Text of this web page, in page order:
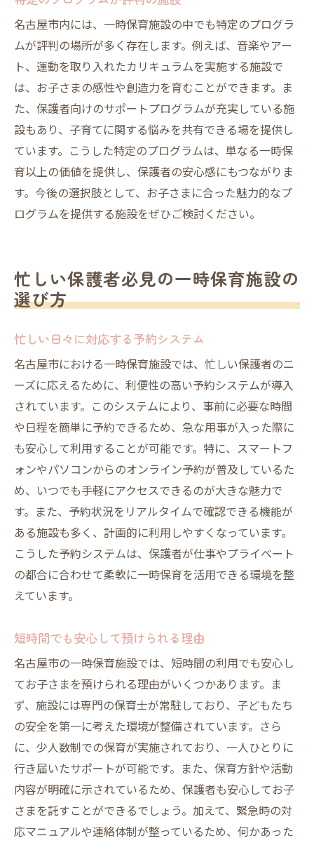
名古屋市内には、一時保育施設の中でも特定のプログラ
ムが評判の場所が多く存在します。例えば、音楽やアー
ト、運動を取り入れたカリキュラムを実施する施設で
は、お子さまの感性や創造力を育むことができます。ま
た、保護者向けのサポートプログラムが充実している施
設もあり、子育てに関する悩みを共有できる場を提供し
ています。こうした特定のプログラムは、単なる一時保
育以上の価値を提供し、保護者の安心感にもつながりま
す。今後の選択肢として、お子さまに合った魅力的なプ
ログラムを提供する施設をぜひご検討ください。
忙しい保護者必見の一時保育施設の
選び方
忙しい日々に対応する予約システム
名古屋市における一時保育施設では、忙しい保護者のニ
ーズに応えるために、利便性の高い予約システムが導入
されています。このシステムにより、事前に必要な時間
や日程を簡単に予約できるため、急な用事が入った際に
も安心して利用することが可能です。特に、スマートフ
ォンやパソコンからのオンライン予約が普及しているた
め、いつでも手軽にアクセスできるのが大きな魅力で
す。また、予約状況をリアルタイムで確認できる機能が
ある施設も多く、計画的に利用しやすくなっています。
こうした予約システムは、保護者が仕事やプライベート
の都合に合わせて柔軟に一時保育を活用できる環境を整
えています。
短時間でも安心して預けられる理由
名古屋市の一時保育施設では、短時間の利用でも安心し
てお子さまを預けられる理由がいくつかあります。ま
ず、施設には専門の保育士が常駐しており、子どもたち
の安全を第一に考えた環境が整備されています。さら
に、少人数制での保育が実施されており、一人ひとりに
行き届いたサポートが可能です。また、保育方針や活動
内容が明確に示されているため、保護者も安心してお子
さまを託すことができるでしょう。加えて、緊急時の対
応マニュアルや連絡体制が整っているため、何かあった